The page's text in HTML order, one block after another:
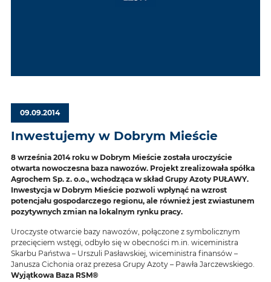
09.09.2014
Inwestujemy w Dobrym Mieście
8 września 2014 roku w Dobrym Mieście została uroczyście
otwarta nowoczesna baza nawozów. Projekt zrealizowała spółka
Agrochem Sp. z. o.o., wchodząca w skład Grupy Azoty PUŁAWY.
Inwestycja w Dobrym Mieście pozwoli wpłynąć na wzrost
potencjału gospodarczego regionu, ale również jest zwiastunem
pozytywnych zmian na lokalnym rynku pracy.
Uroczyste otwarcie bazy nawozów, połączone z symbolicznym
przecięciem wstęgi, odbyło się w obecności m.in. wiceministra
Skarbu Państwa – Urszuli Pasławskiej, wiceministra finansów –
Janusza Cichonia oraz prezesa Grupy Azoty – Pawła Jarczewskiego.
Wyjątkowa Baza RSM®